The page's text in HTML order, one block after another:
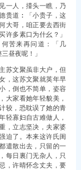
人，擡头一瞧，乃
贵道︰「小贵子，这
大哥，咱正要去西街
许多素口为什幺？」
苦来再问道：「几
昼夜呢！」
文聚虽非大户，但
，这苏文聚就英年早
，倒也不简单，姿容
大家看她年轻貌美，
较，恐耽误了她的青
轻寡妇自古难做人，
，立志坚决，夫家婆
迫了。本来这许氏闺
遣散出去，只留的一
每日裏门无杂人，只
，许晴怀念丈夫，要